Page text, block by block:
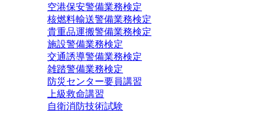
空港保安警備業務検定
核燃料輸送警備業務検定
貴重品運搬警備業務検定
施設警備業務検定
交通誘導警備業務検定
雑踏警備業務検定
防災センター要員講習
上級救命講習
自衛消防技術試験